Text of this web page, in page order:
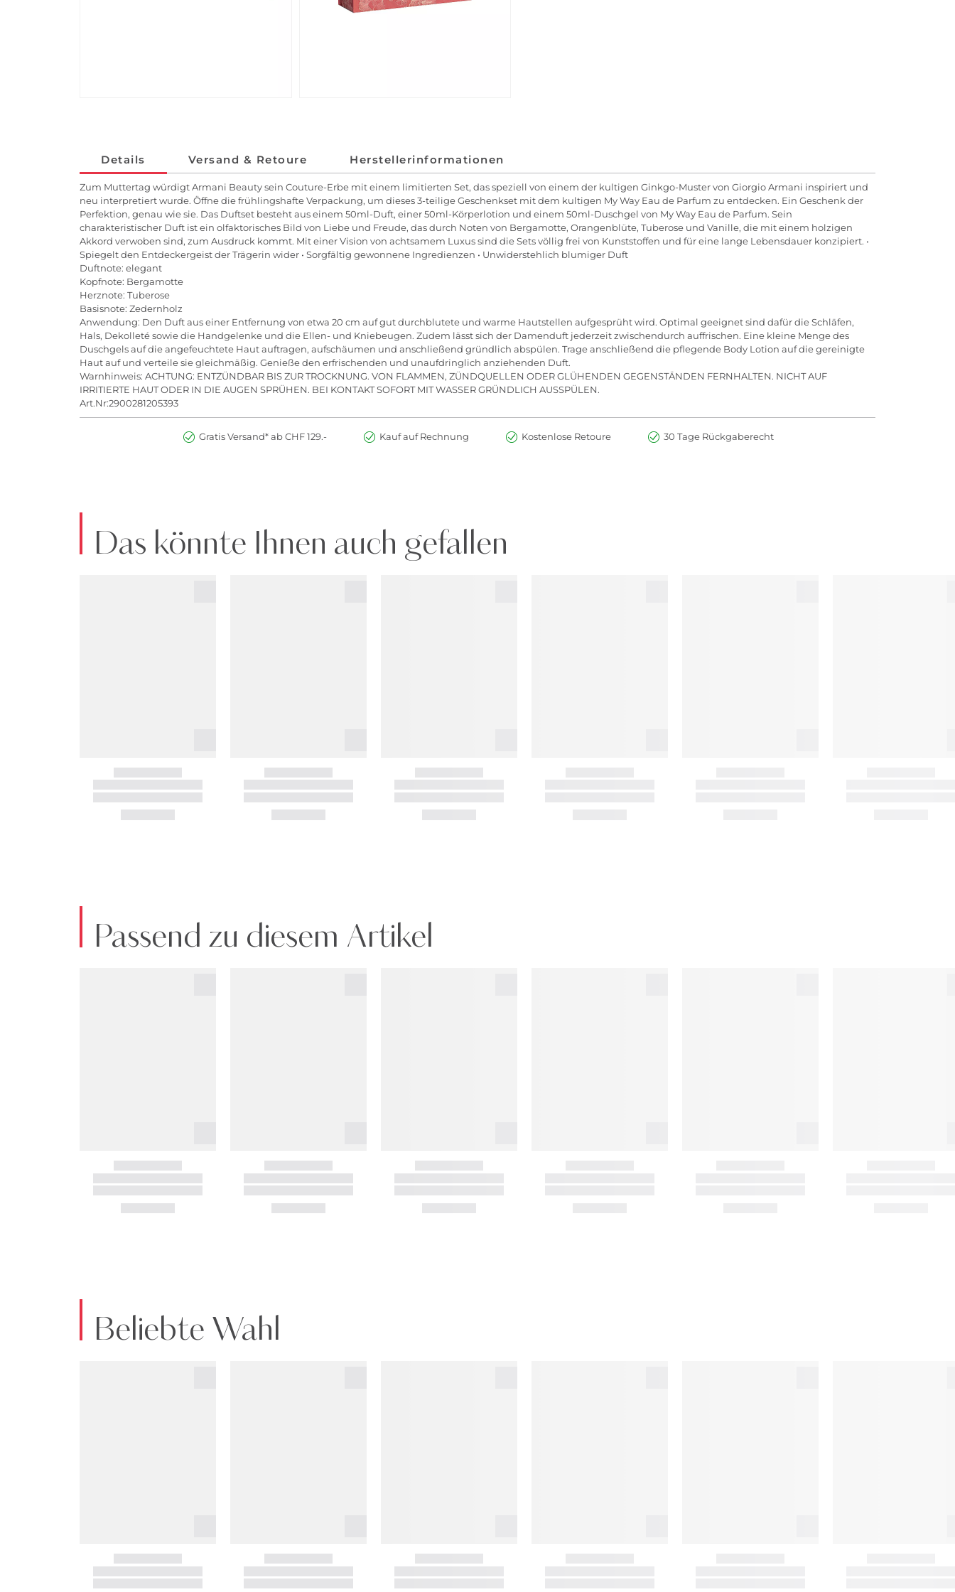
Details Versand & Retoure Herstellerinformationen
Zum Muttertag würdigt Armani Beauty sein Couture-Erbe mit einem limitierten Set, das speziell von einem der kultigen Ginkgo-Muster von Giorgio Armani inspiriert und
neu interpretiert wurde. Öffne die frühlingshafte Verpackung, um dieses 3-teilige Geschenkset mit dem kultigen My Way Eau de Parfum zu entdecken. Ein Geschenk der
Perfektion, genau wie sie. Das Duftset besteht aus einem 50ml-Duft, einer 50ml-Körperlotion und einem 50ml-Duschgel von My Way Eau de Parfum. Sein
charakteristischer Duft ist ein olfaktorisches Bild von Liebe und Freude, das durch Noten von Bergamotte, Orangenblüte, Tuberose und Vanille, die mit einem holzigen
Akkord verwoben sind, zum Ausdruck kommt. Mit einer Vision von achtsamem Luxus sind die Sets völlig frei von Kunststoffen und für eine lange Lebensdauer konzipiert. •
Spiegelt den Entdeckergeist der Trägerin wider • Sorgfältig gewonnene Ingredienzen • Unwiderstehlich blumiger Duft
Duftnote: elegant
Kopfnote: Bergamotte
Herznote: Tuberose
Basisnote: Zedernholz
Anwendung: Den Duft aus einer Entfernung von etwa 20 cm auf gut durchblutete und warme Hautstellen aufgesprüht wird. Optimal geeignet sind dafür die Schläfen,
Hals, Dekolleté sowie die Handgelenke und die Ellen- und Kniebeugen. Zudem lässt sich der Damenduft jederzeit zwischendurch auffrischen. Eine kleine Menge des
Duschgels auf die angefeuchtete Haut auftragen, aufschäumen und anschließend gründlich abspülen. Trage anschließend die pflegende Body Lotion auf die gereinigte
Haut auf und verteile sie gleichmäßig. Genieße den erfrischenden und unaufdringlich anziehenden Duft.
Warnhinweis: ACHTUNG: ENTZÜNDBAR BIS ZUR TROCKNUNG. VON FLAMMEN, ZÜNDQUELLEN ODER GLÜHENDEN GEGENSTÄNDEN FERNHALTEN. NICHT AUF
IRRITIERTE HAUT ODER IN DIE AUGEN SPRÜHEN. BEI KONTAKT SOFORT MIT WASSER GRÜNDLICH AUSSPÜLEN.
Art.Nr:2900281205393
Gratis Versand* ab CHF 129.- Kauf auf Rechnung Kostenlose Retoure 30 Tage Rückgaberecht
Das könnte Ihnen auch gefallen
Passend zu diesem Artikel
Beliebte Wahl